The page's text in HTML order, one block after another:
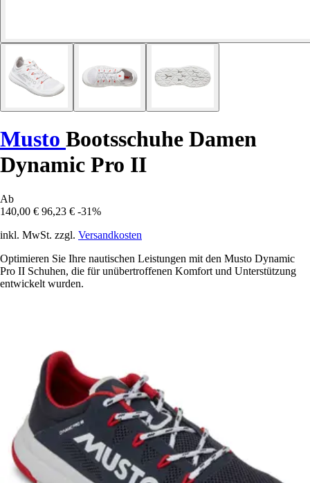
Musto Bootsschuhe Damen
Dynamic Pro II
Ab
140,00 € 96,23 € -31%
inkl. MwSt. zzgl. Versandkosten
Optimieren Sie Ihre nautischen Leistungen mit den Musto Dynamic
Pro II Schuhen, die für unübertroffenen Komfort und Unterstützung
entwickelt wurden.